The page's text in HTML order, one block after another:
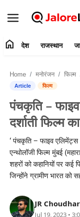
संपर्क करें
देश
जालोर
खेल
शिक्षा
home देश राजस्थान
Home मनोरंजन फिल्म
Article फिल्म
पंचकृति –
दर्शाती फिल्म
‘ पंचकृति – फाइव एलिमेंट्स
एन्थोलॉजी फिल्म मुंबई
शहरों को कहानियों पर
जिन्होंने ग्रामीण भारत को
JR
Jul 19, 2023 •